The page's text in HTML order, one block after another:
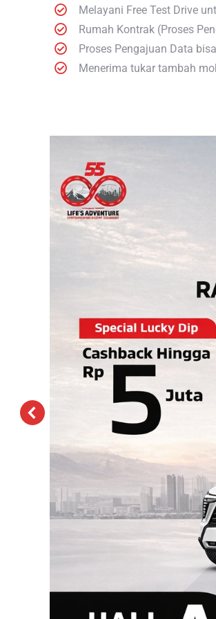
Melayani Free Test Drive
Rumah Kontrak (Proses
Proses Pengajuan Data
Menerima tukar tambah